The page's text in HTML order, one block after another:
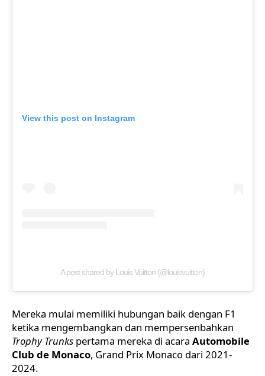
View this post on Instagram
A post shared by Louis Vuitton (@louisvuitton)
Mereka mulai memiliki hubungan baik dengan F1
ketika mengembangkan dan mempersenbahkan
Trophy Trunks pertama mereka di acara Automobile
Club de Monaco, Grand Prix Monaco dari 2021-
2024.